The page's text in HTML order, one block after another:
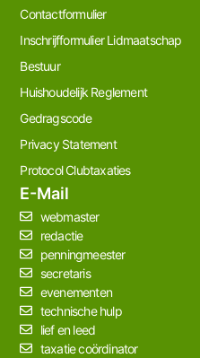
Contactformulier
Inschrijfformulier Lidmaatschap
Bestuur
Huishoudelijk Reglement
Gedragscode
Privacy Statement
Protocol Clubtaxaties
E-Mail
webmaster
redactie
penningmeester
secretaris
evenementen
technische hulp
lief en leed
taxatie coördinator